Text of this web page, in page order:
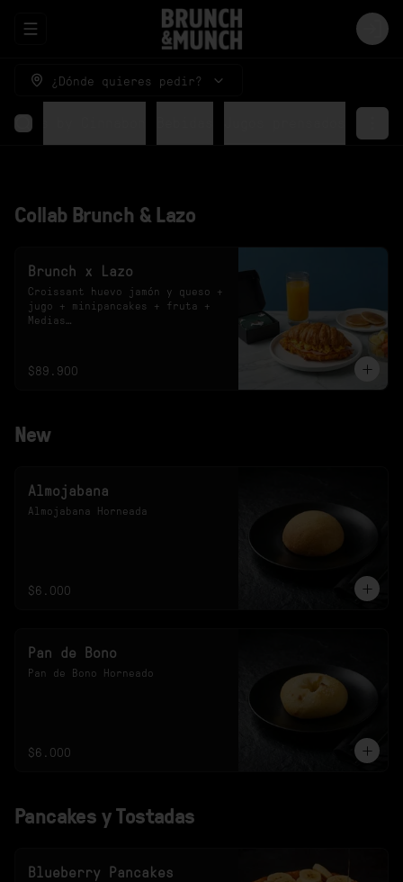
Abrir menu de navegación
¿Dónde quieres pedir?
Rolls by Cinnabon
Collab Brunch & Lazo
Brunch x Lazo
Croissant huevo jamón y queso +
jugo + minipancakes + fruta +
Medias
disponibilidad.
$89.900
New
Almojabana
Almojabana Horneada
$6.000
Pan de Bono
Pan de Bono Horneado
$6.000
Pancakes y Tostadas
Blueberry Pancakes